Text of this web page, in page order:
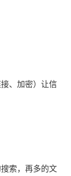
、加密）让信
索，再多的文